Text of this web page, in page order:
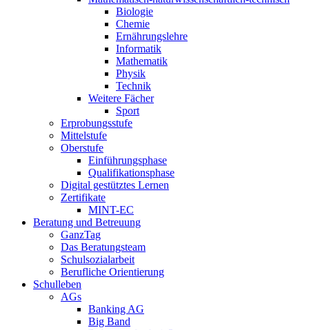
Biologie
Chemie
Ernährungslehre
Informatik
Mathematik
Physik
Technik
Weitere Fächer
Sport
Erprobungsstufe
Mittelstufe
Oberstufe
Einführungsphase
Qualifikationsphase
Digital gestütztes Lernen
Zertifikate
MINT-EC
Beratung und Betreuung
GanzTag
Das Beratungsteam
Schulsozialarbeit
Berufliche Orientierung
Schulleben
AGs
Banking AG
Big Band